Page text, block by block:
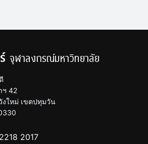
จุฬาลงกรณ์มหาวิทยาลัย
ฯ 42
ใหม่ เขตปทุมวัน
2017